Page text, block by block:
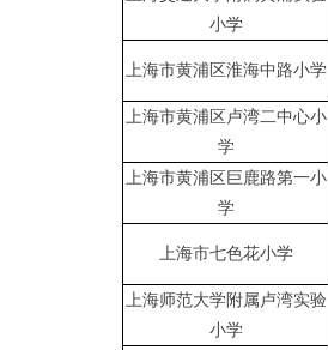
小学
上海市黄浦区淮海中路小学
上海市黄浦区卢湾二中心小
学
上海市黄浦区巨鹿路第一小
学
上海市七色花小学
上海师范大学附属卢湾实验
小学